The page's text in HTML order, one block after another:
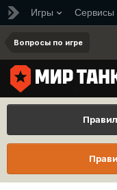
Игры Сервисы
Вопросы по игре